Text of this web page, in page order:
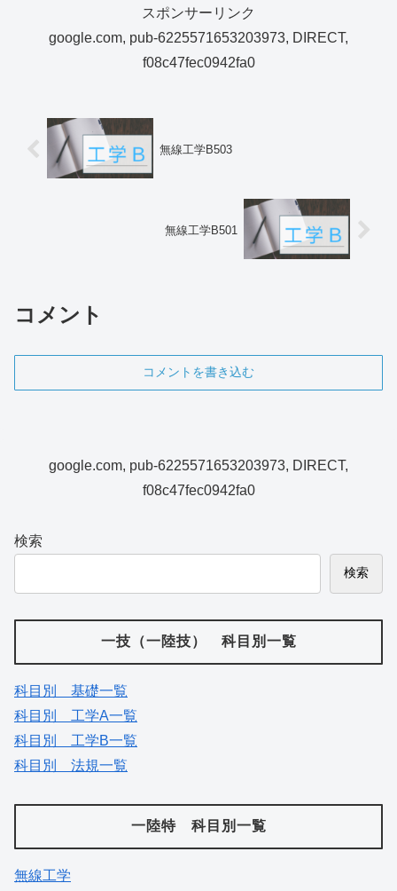
スポンサーリンク
google.com, pub-6225571653203973, DIRECT,
f08c47fec0942fa0
無線工学B503
無線工学B501
コメント
コメントを書き込む
google.com, pub-6225571653203973, DIRECT,
f08c47fec0942fa0
検索
検索
一技（一陸技） 科目別一覧
科目別 基礎一覧
科目別 工学A一覧
科目別 工学B一覧
科目別 法規一覧
一陸特 科目別一覧
無線工学